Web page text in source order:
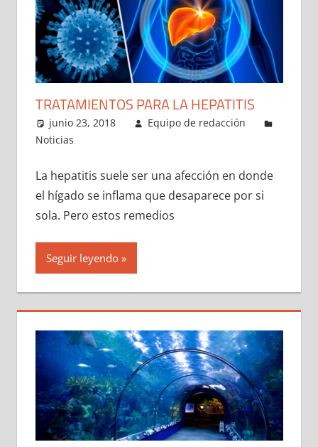
TRATAMIENTOS PARA LA HEPATITIS
junio 23, 2018
Equipo de redacción
Noticias
La hepatitis suele ser una afección en donde
el hígado se inflama que desaparece por si
sola. Pero estos remedios
Seguir leyendo